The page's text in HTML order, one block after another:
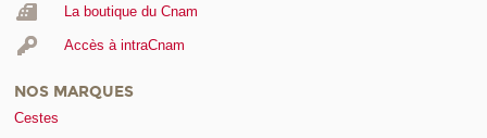
La boutique du Cnam
Accès à intraCnam
NOS MARQUES
Cestes